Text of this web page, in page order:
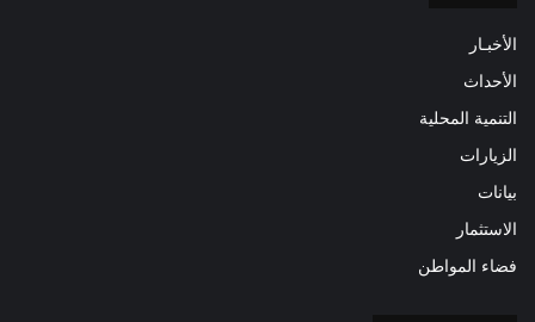
الأخبـار
الأحداث
التنمية المحلية
الزيارات
بيانات
الاستثمار
فضاء المواطن